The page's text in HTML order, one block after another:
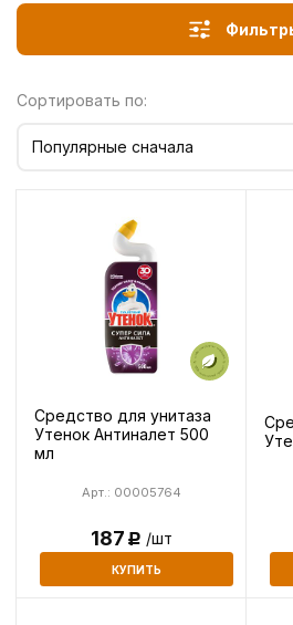
Сортировать по:
Популярные сначала
Средство для унитаза
Утенок Антиналет 500
мл
Арт.: 00005764
187Р /шт
КУПИТЬ